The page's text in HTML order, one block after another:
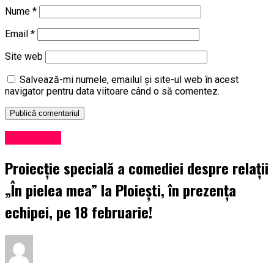
Nume *
Email *
Site web
Salvează-mi numele, emailul și site-ul web în acest
navigator pentru data viitoare când o să comentez.
Proiecție specială a comediei despre relații
„În pielea mea” la Ploiești, în prezența
echipei, pe 18 februarie!